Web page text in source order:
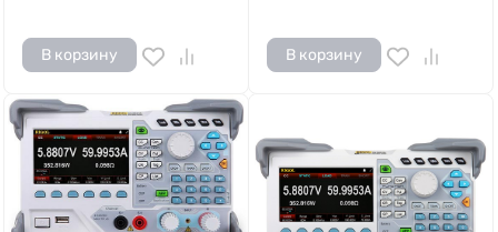
В корзину В корзину